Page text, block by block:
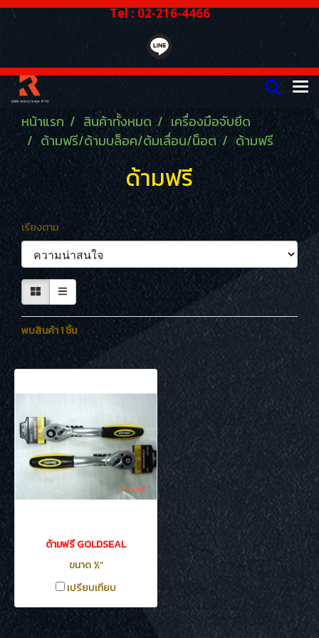
Tel : 02-216-4466
หน้าแรก สินค้าทั้งหมด
เครื่องมือจับยึด
ด้ามฟรี/ด้ามบล็อค/ด้มเลื่อน/น็อต
ด้ามฟรี
ด้ามฟรี
เรียงตาม
พบสินค้า 1 ชิ้น
ด้ามฟรี GOLDSEAL
ขนาด ½”
เปรียบเทียบ